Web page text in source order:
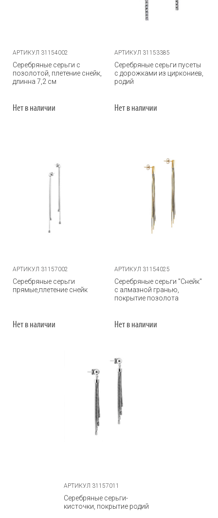
АРТИКУЛ 31154002
Серебряные серьги с
позолотой, плетение снейк,
длинна 7,2 см
Нет в наличии
АРТИКУЛ 31153385
Серебряные серьги пусеты
с дорожками из циркониев,
родий
Нет в наличии
АРТИКУЛ 31157002
Серебряные серьги
прямые,плетение снейк
Нет в наличии
АРТИКУЛ 31154025
Серебряные серьги "Снейк"
с алмазной гранью,
покрытие позолота
Нет в наличии
АРТИКУЛ 31157011
Серебряные серьги-
кисточки, покрытие родий